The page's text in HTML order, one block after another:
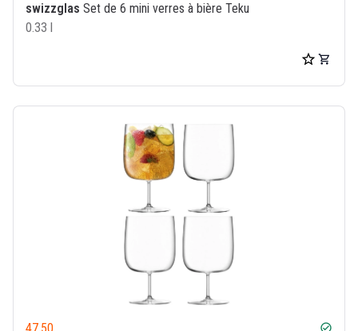
swizzglas Set de 6 mini verres à bière Teku
0.33 l
47.50 check_circle